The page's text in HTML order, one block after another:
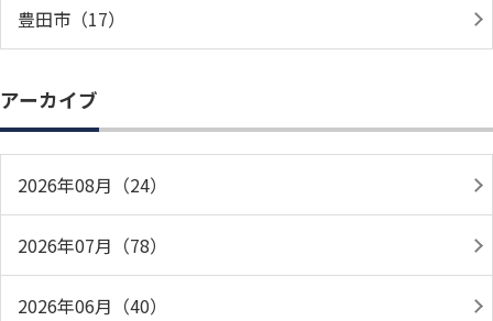
豊田市（17）
アーカイブ
2026年08月（24）
2026年07月（78）
2026年06月（40）